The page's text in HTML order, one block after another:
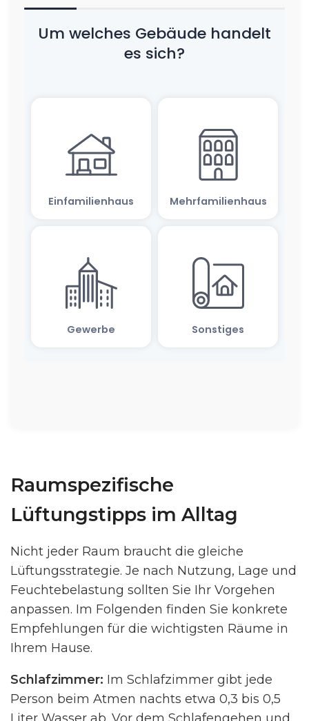
Raumspezifische
Lüftungstipps im Alltag
Nicht jeder Raum braucht die gleiche
Lüftungsstrategie. Je nach Nutzung, Lage und
Feuchtebelastung sollten Sie Ihr Vorgehen
anpassen. Im Folgenden finden Sie konkrete
Empfehlungen für die wichtigsten Räume in
Ihrem Hause.
Schlafzimmer: Im Schlafzimmer gibt jede
Person beim Atmen nachts etwa 0,3 bis 0,5